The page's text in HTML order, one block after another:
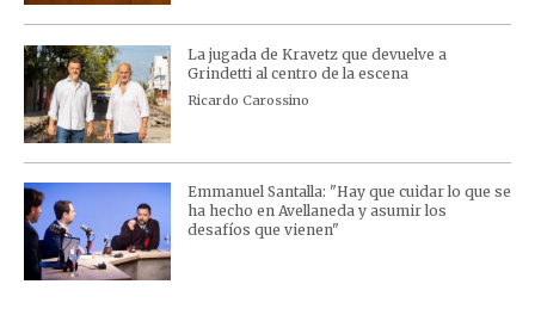
La jugada de Kravetz que devuelve a
Grindetti al centro de la escena
Ricardo Carossino
Emmanuel Santalla: "Hay que cuidar lo que se
ha hecho en Avellaneda y asumir los
desafíos que vienen"